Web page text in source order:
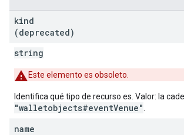
kind
(deprecated)
string
Este elemento es obsoleto.
Identifica qué tipo de recurso es. Valor: la
"walletobjects#eventVenue"
name